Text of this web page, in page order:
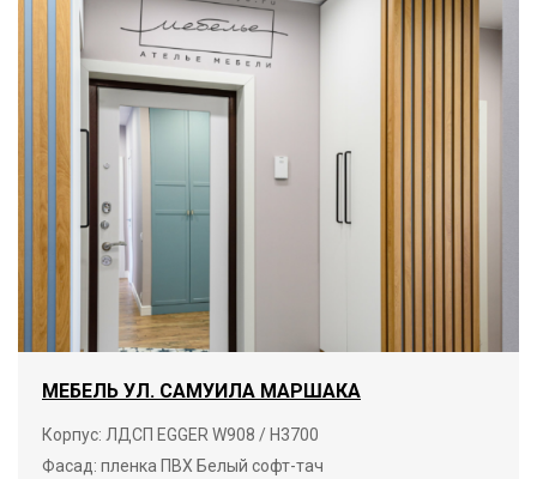
МЕБЕЛЬ УЛ. САМУИЛА МАРШАКА
Корпус: ЛДСП EGGER W908 / Н3700
Фасад: пленка ПВХ Белый софт-тач